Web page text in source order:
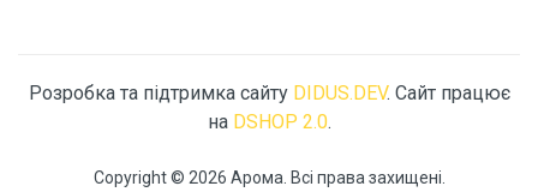
Copyright © 2026 Арома. Всі права захищені.
Розробка та підтримка сайту DIDUS.DEV. Сайт працює
на DSHOP 2.0.